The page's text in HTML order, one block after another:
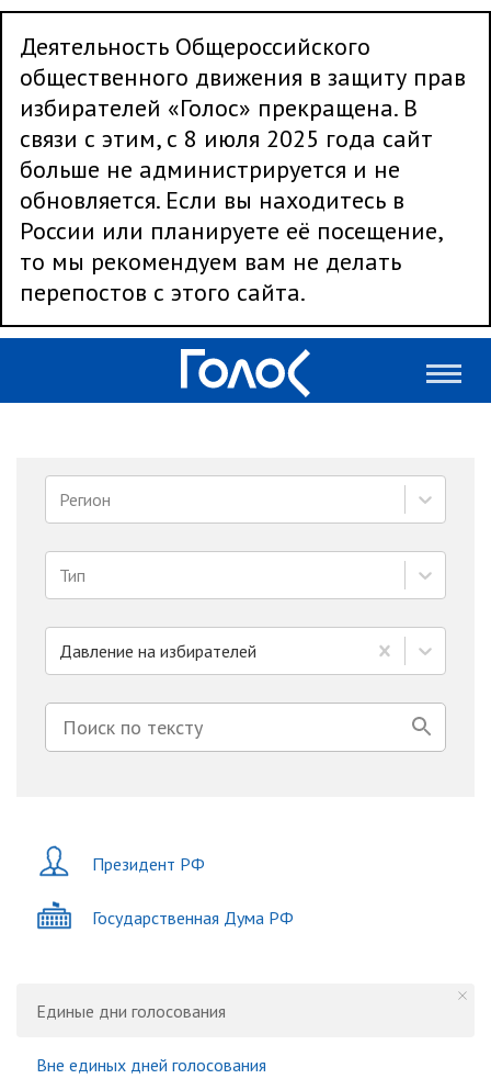
Деятельность Общероссийского
общественного движения в защиту прав
избирателей «Голос» прекращена. В
связи с этим, с 8 июля 2025 года сайт
больше не администрируется и не
обновляется. Если вы находитесь в
России или планируете её посещение,
то мы рекомендуем вам не делать
перепостов с этого сайта.
Регион
Тип
Давление на избирателей
Президент РФ
Государственная Дума РФ
Единые дни голосования
Вне единых дней голосования